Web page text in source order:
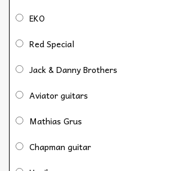
EKO
Red Special
Jack & Danny Brothers
Aviator guitars
Mathias Grus
Chapman guitar